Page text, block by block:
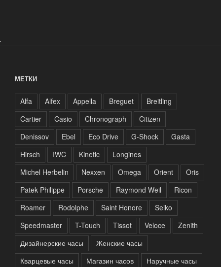
.
МЕТКИ
Alfa Alfex Appella Breguet
Breitling
Cartier
Casio Chronograph
Citizen
Denissov
Ebel Eco Drive G-Shock
Gasta
Hirsch
IWC Kinetic
Longines
Michel Herbelin
Nexxen Omega Orient
Oris
Patek Philippe
Porsche Raymond Weil
Ricon
Roamer
Rodolphe Saint Honore
Seiko
Speedmaster
T-Touch Tissot Veloce
Zenith
Дизайнерские часы
Женские часы
Кварцевые часы
Магазин часов
Наручные часы